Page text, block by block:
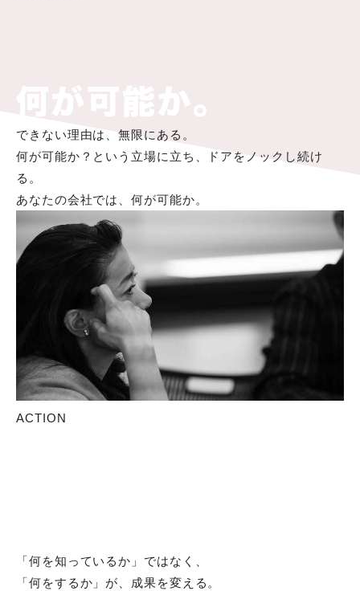
できない理由は、無限にある。
何が可能か？という立場に立ち、ドアをノックし続け
る。
あなたの会社では、何が可能か。
ACTION
「何を知っているか」ではなく、
「何をするか」が、成果を変える。